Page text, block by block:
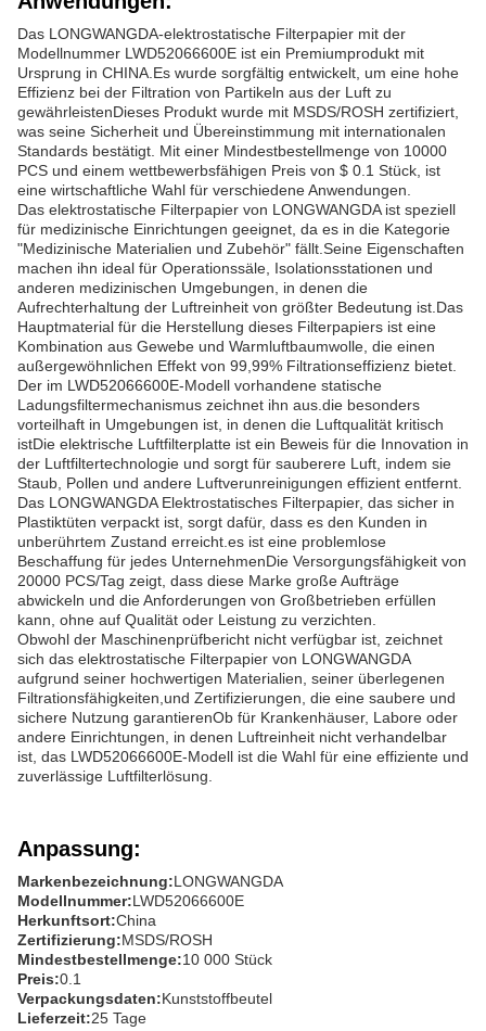
Das LONGWANGDA-elektrostatische Filterpapier mit der
Modellnummer LWD52066600E ist ein Premiumprodukt mit
Ursprung in CHINA.Es wurde sorgfältig entwickelt, um eine hohe
Effizienz bei der Filtration von Partikeln aus der Luft zu
gewährleistenDieses Produkt wurde mit MSDS/ROSH zertifiziert,
was seine Sicherheit und Übereinstimmung mit internationalen
Standards bestätigt. Mit einer Mindestbestellmenge von 10000
PCS und einem wettbewerbsfähigen Preis von $ 0.1 Stück, ist
eine wirtschaftliche Wahl für verschiedene Anwendungen.
Das elektrostatische Filterpapier von LONGWANGDA ist speziell
für medizinische Einrichtungen geeignet, da es in die Kategorie
"Medizinische Materialien und Zubehör" fällt.Seine Eigenschaften
machen ihn ideal für Operationssäle, Isolationsstationen und
anderen medizinischen Umgebungen, in denen die
Aufrechterhaltung der Luftreinheit von größter Bedeutung ist.Das
Hauptmaterial für die Herstellung dieses Filterpapiers ist eine
Kombination aus Gewebe und Warmluftbaumwolle, die einen
außergewöhnlichen Effekt von 99,99% Filtrationseffizienz bietet.
Der im LWD52066600E-Modell vorhandene statische
Ladungsfiltermechanismus zeichnet ihn aus.die besonders
vorteilhaft in Umgebungen ist, in denen die Luftqualität kritisch
istDie elektrische Luftfilterplatte ist ein Beweis für die Innovation in
der Luftfiltertechnologie und sorgt für sauberere Luft, indem sie
Staub, Pollen und andere Luftverunreinigungen effizient entfernt.
Das LONGWANGDA Elektrostatisches Filterpapier, das sicher in
Plastiktüten verpackt ist, sorgt dafür, dass es den Kunden in
unberührtem Zustand erreicht.es ist eine problemlose
Beschaffung für jedes UnternehmenDie Versorgungsfähigkeit von
20000 PCS/Tag zeigt, dass diese Marke große Aufträge
abwickeln und die Anforderungen von Großbetrieben erfüllen
kann, ohne auf Qualität oder Leistung zu verzichten.
Obwohl der Maschinenprüfbericht nicht verfügbar ist, zeichnet
sich das elektrostatische Filterpapier von LONGWANGDA
aufgrund seiner hochwertigen Materialien, seiner überlegenen
Filtrationsfähigkeiten,und Zertifizierungen, die eine saubere und
sichere Nutzung garantierenOb für Krankenhäuser, Labore oder
andere Einrichtungen, in denen Luftreinheit nicht verhandelbar
ist, das LWD52066600E-Modell ist die Wahl für eine effiziente und
zuverlässige Luftfilterlösung.
Anpassung:
Markenbezeichnung:LONGWANGDA
Modellnummer:LWD52066600E
Herkunftsort:China
Zertifizierung:MSDS/ROSH
Mindestbestellmenge:10 000 Stück
Preis:0.1
Verpackungsdaten:Kunststoffbeutel
Lieferzeit:25 Tage